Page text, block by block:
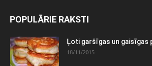
POPULĀRIE RAKSTI
Ļoti garšīgas un gaisīgas
18/11/2015